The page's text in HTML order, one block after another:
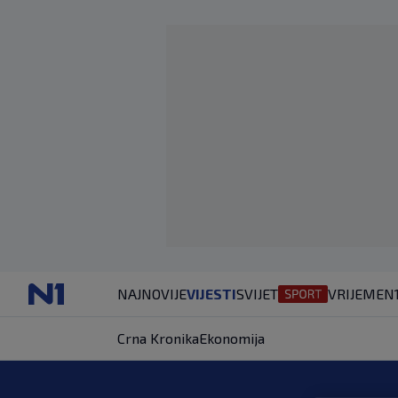
NAJNOVIJEVIJESTISVIJET VRIJEME
Crna KronikaEkonomija